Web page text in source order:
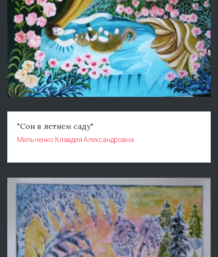
"Сон в летнем саду"
Мильченко Клавдия Александровна